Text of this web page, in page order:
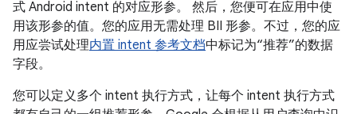
式 Android intent 的对应形参。 然后，您便可在应用中使
用该形参的值。您的应用无需处理 BII 形参。不过，您的应
用应尝试处理内置 intent 参考文档中标记为“推荐”的数据
字段。
您可以定义多个 intent 执行方式，让每个 intent 执行方式